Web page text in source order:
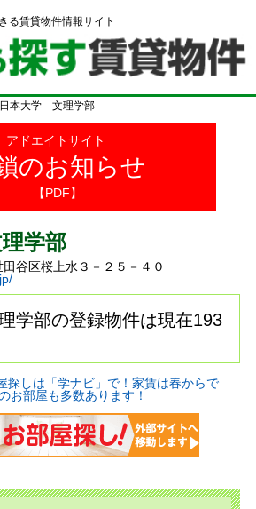
る賃貸物件情報サイト
本大学 文理学部
アドエイトサイト
のお知らせ
【PDF】
学部
谷区桜上水３－２５－４０
学部の登録物件は現在193
探しは「学ナビ」で！家賃は春からで
お部屋も多数あります！